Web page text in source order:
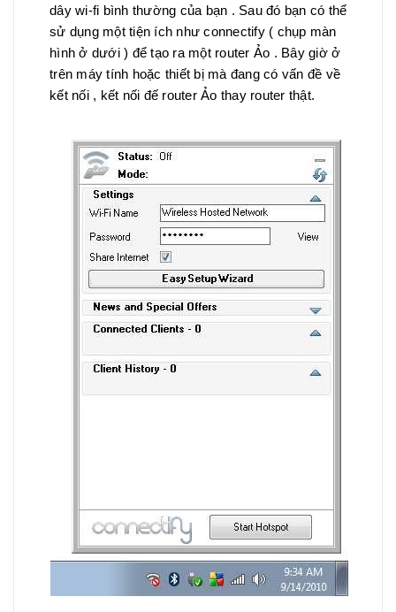
dây wi-fi bình thường của bạn . Sau đó bạn có thể
sử dụng một tiện ích như connectify ( chụp màn
hình ở dưới ) để tạo ra một router Ảo . Bây giờ ở
trên máy tính hoặc thiết bị mà đang có vấn đề về
kết nối , kết nối đế router Ảo thay router thật.